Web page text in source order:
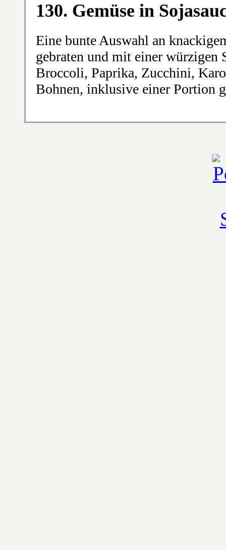
130. Gemüse in
Eine bunte Auswahl an
gebraten und mit einer würzigen
Broccoli, Paprika, Zucchini,
Bohnen, inklusive einer Portion